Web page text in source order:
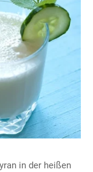
in der heißen